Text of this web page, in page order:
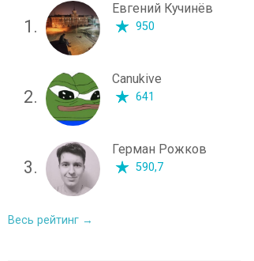
1.
Евгений Кучинёв
950
2.
Canukive
641
3.
Герман Рожков
590,7
Весь рейтинг →